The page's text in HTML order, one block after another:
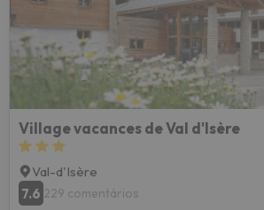
Village vacances de Val d'Isère
Val-d'Isère
7.6 229 comentários